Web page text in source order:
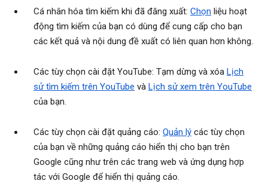
Cá nhân hóa tìm kiếm khi đã đăng xuất: Chọn liệu hoạt
động tìm kiếm của bạn có dùng để cung cấp cho bạn
các kết quả và nội dung đề xuất có liên quan hơn không.
Các tùy chọn cài đặt YouTube: Tạm dừng và xóa Lịch
sử tìm kiếm trên YouTube và Lịch sử xem trên YouTube
của bạn.
Các tùy chọn cài đặt quảng cáo: Quản lý các tùy chọn
của bạn về những quảng cáo hiển thị cho bạn trên
Google cũng như trên các trang web và ứng dụng hợp
tác với Google để hiển thị quảng cáo.